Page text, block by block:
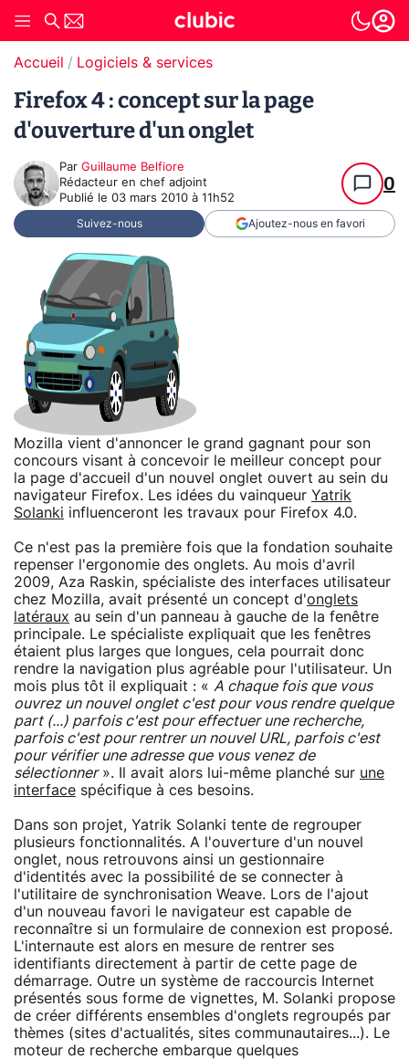
Accueil Logiciels & services
Firefox 4 : concept sur la page
d'ouverture d'un onglet
Par Guillaume Belfiore
Rédacteur en chef adjoint
Publié le 03 mars 2010 à 11h52
0
Suivez-nous Ajoutez-nous en favori
Mozilla vient d'annoncer le grand gagnant pour son
concours visant à concevoir le meilleur concept pour
la page d'accueil d'un nouvel onglet ouvert au sein du
navigateur Firefox. Les idées du vainqueur Yatrik
Solanki influenceront les travaux pour Firefox 4.0.
Ce n'est pas la première fois que la fondation souhaite
repenser l'ergonomie des onglets. Au mois d'avril
2009, Aza Raskin, spécialiste des interfaces utilisateur
chez Mozilla, avait présenté un concept d'onglets
latéraux au sein d'un panneau à gauche de la fenêtre
principale. Le spécialiste expliquait que les fenêtres
étaient plus larges que longues, cela pourrait donc
rendre la navigation plus agréable pour l'utilisateur. Un
mois plus tôt il expliquait : « A chaque fois que vous
ouvrez un nouvel onglet c'est pour vous rendre quelque
part (...) parfois c'est pour effectuer une recherche,
parfois c'est pour rentrer un nouvel URL, parfois c'est
pour vérifier une adresse que vous venez de
sélectionner». Il avait alors lui-même planché sur une
interface spécifique à ces besoins.
Dans son projet, Yatrik Solanki tente de regrouper
plusieurs fonctionnalités. A l'ouverture d'un nouvel
onglet, nous retrouvons ainsi un gestionnaire
d'identités avec la possibilité de se connecter à
l'utilitaire de synchronisation Weave. Lors de l'ajout
d'un nouveau favori le navigateur est capable de
reconnaître si un formulaire de connexion est proposé.
L'internaute est alors en mesure de rentrer ses
identifiants directement à partir de cette page de
démarrage. Outre un système de raccourcis Internet
présentés sous forme de vignettes, M. Solanki propose
de créer différents ensembles d'onglets regroupés par
thèmes (sites d'actualités, sites communautaires...). Le
moteur de recherche embarque quelques